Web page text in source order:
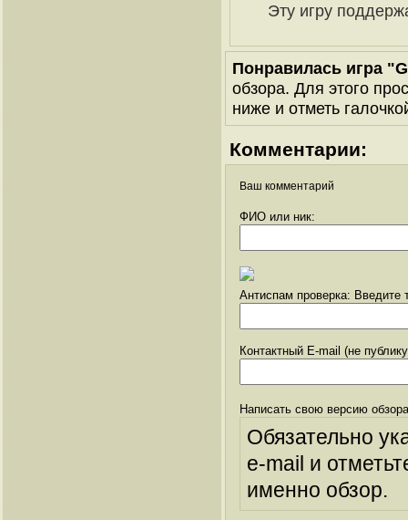
Эту игру
Понравилась игра
обзора. Для этого
ниже и отметь
Комментарии:
Ваш комментарий
ФИО или ник:
Антиспам проверка: Введите
Контактный E-mail (не
Написать свою версию
Обязательно
e-mail и
именно обзор.